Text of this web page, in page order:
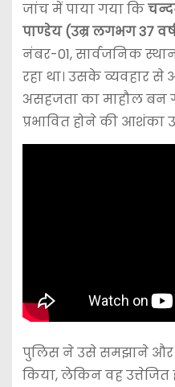
जांच में पाया गया कि
पाण्डेय (उम्र लगभग 37
नंबर-01, सार्वजनिक
रहा था। उसके व्यवहार
असहजता का माहौल बन
प्रभावित होने की आशंका
पुलिस ने उसे समझाने और
किया, लेकिन वह